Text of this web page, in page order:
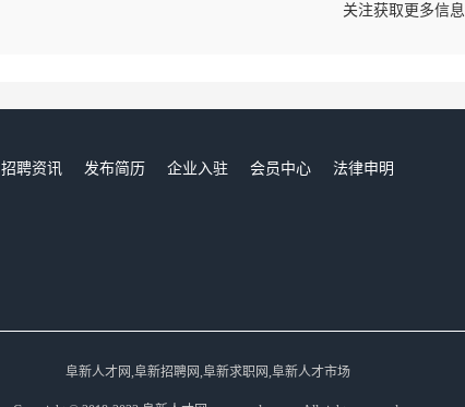
关注获取更多信息
招聘资讯 发布简历 企业入驻 会员中心
法律申明
阜新人才网,阜新招聘网,阜新求职网,阜新人才市场